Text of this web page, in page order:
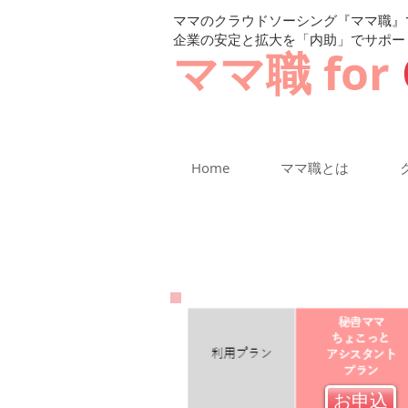
ママ職 for
ママのクラウドソーシング『ママ職
企業の安定と拡大を「内助」でサポ
Home ママ職とは
お申込